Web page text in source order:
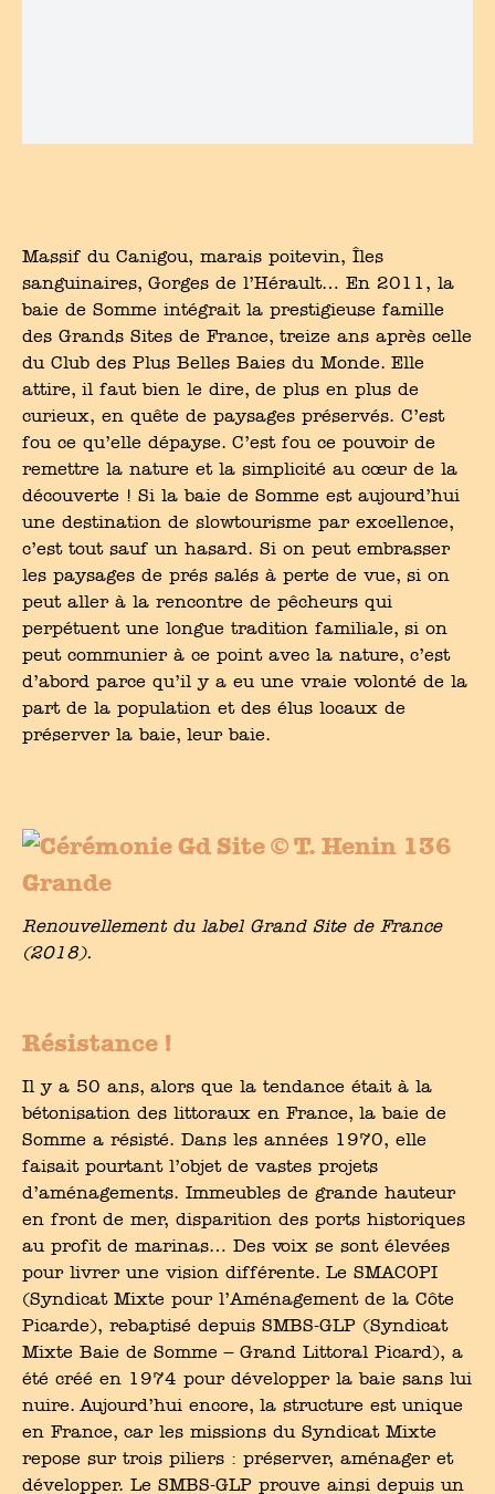
Massif du Canigou, marais poitevin, Îles
sanguinaires, Gorges de l’Hérault… En 2011, la
baie de Somme intégrait la prestigieuse famille
des Grands Sites de France, treize ans après celle
du Club des Plus Belles Baies du Monde. Elle
attire, il faut bien le dire, de plus en plus de
curieux, en quête de paysages préservés. C’est
fou ce qu’elle dépayse. C’est fou ce pouvoir de
remettre la nature et la simplicité au cœur de la
découverte ! Si la baie de Somme est aujourd’hui
une destination de slowtourisme par excellence,
c’est tout sauf un hasard. Si on peut embrasser
les paysages de prés salés à perte de vue, si on
peut aller à la rencontre de pêcheurs qui
perpétuent une longue tradition familiale, si on
peut communier à ce point avec la nature, c’est
d’abord parce qu’il y a eu une vraie volonté de la
part de la population et des élus locaux de
préserver la baie, leur baie.
Renouvellement du label Grand Site de France
(2018).
Résistance !
Il y a 50 ans, alors que la tendance était à la
bétonisation des littoraux en France, la baie de
Somme a résisté. Dans les années 1970, elle
faisait pourtant l’objet de vastes projets
d’aménagements. Immeubles de grande hauteur
en front de mer, disparition des ports historiques
au profit de marinas… Des voix se sont élevées
pour livrer une vision différente. Le SMACOPI
(Syndicat Mixte pour l’Aménagement de la Côte
Picarde), rebaptisé depuis SMBS-GLP (Syndicat
Mixte Baie de Somme – Grand Littoral Picard), a
été créé en 1974 pour développer la baie sans lui
nuire. Aujourd’hui encore, la structure est unique
en France, car les missions du Syndicat Mixte
repose sur trois piliers : préserver, aménager et
développer. Le SMBS-GLP prouve ainsi depuis un